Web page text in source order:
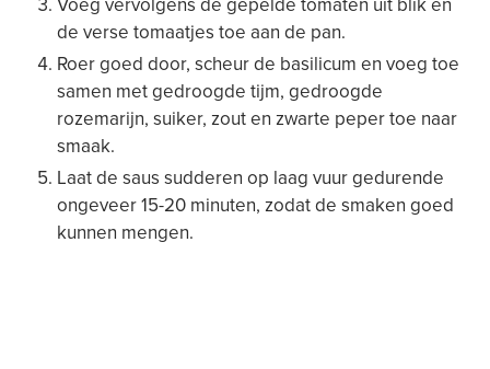
de verse tomaatjes toe aan de pan.
Roer goed door, scheur de basilicum en voeg toe
samen met gedroogde tijm, gedroogde
rozemarijn, suiker, zout en zwarte peper toe naar
smaak.
Laat de saus sudderen op laag vuur gedurende
ongeveer 15-20 minuten, zodat de smaken goed
kunnen mengen.